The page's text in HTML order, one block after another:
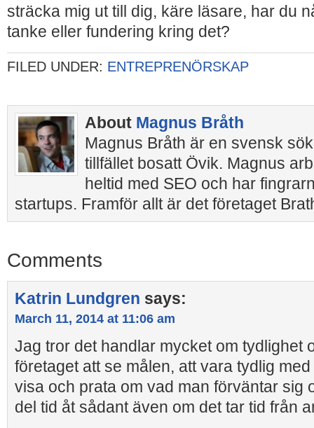
sträcka mig ut till dig, käre läsare, har du
tanke eller fundering kring det?
FILED UNDER: ENTREPRENÖRSKAP
About Magnus Bråth
Magnus Bråth är en svensk
tillfället bosatt Övik. Magnus
heltid med SEO och har
startups. Framför allt är det företaget
Comments
Katrin Lundgren says:
March 11, 2014 at 11:06 am
Jag tror det handlar mycket om tydlighet
företaget att se målen, att vara tydlig
visa och prata om vad man förväntar sig
del tid åt sådant även om det tar tid från